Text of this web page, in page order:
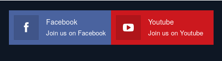
Facebook
Join us on Facebook
Youtube
Join us on Youtube